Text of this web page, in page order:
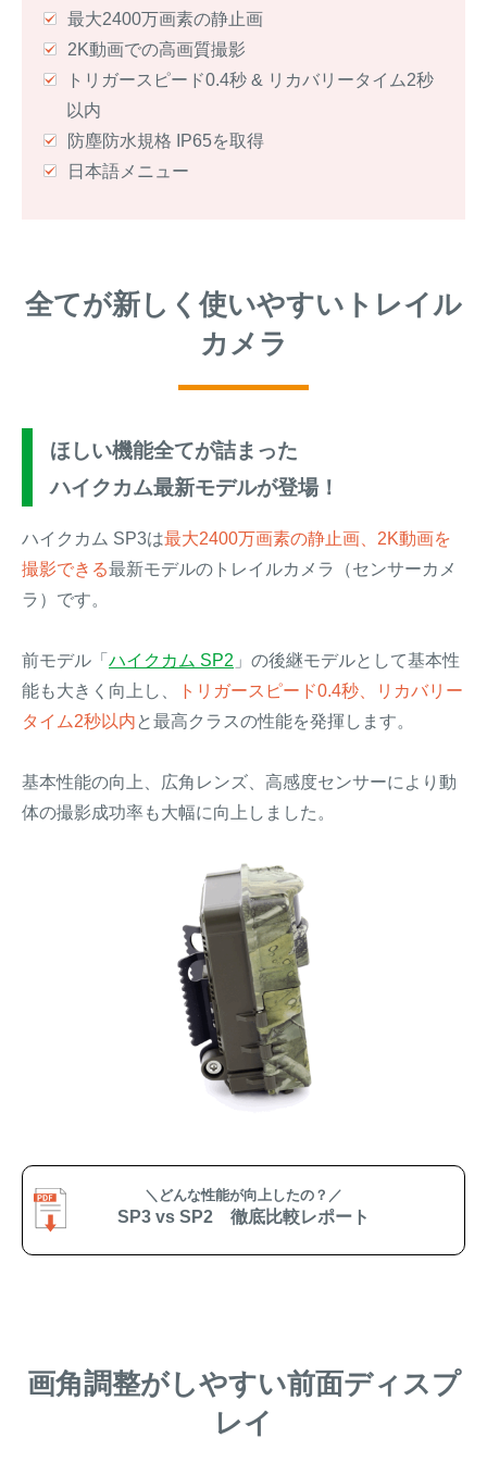
最大2400万画素の静止画
2K動画での高画質撮影
トリガースピード0.4秒 & リカバリータイム2秒
以内
防塵防水規格 IP65を取得
日本語メニュー
全てが新しく使いやすいトレイル
カメラ
ほしい機能全てが詰まった
ハイクカム最新モデルが登場！
ハイクカム SP3は最大2400万画素の静止画、2K動画を
撮影できる最新モデルのトレイルカメラ（センサーカメ
ラ）です。
前モデル「 ハイクカム SP2 」の後継モデルとして基本性
能も大きく向上し、
トリガースピード0.4秒、リカバリー
タイム2秒以内 と最高クラスの性能を発揮します。
基本性能の向上、広角レンズ、高感度センサーにより動
体の撮影成功率も大幅に向上しました。
＼どんな性能が向上したの？／
SP3 vs SP2 徹底比較レポート
画角調整がしやすい前面ディスプ
レイ